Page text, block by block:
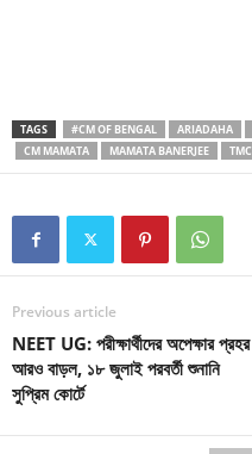
TAGS #CM OF BENGAL ARIADAHA
CM MAMATA
MAMATA BANERJEE TMC
Previous article
NEET UG: পরীক্ষার্থীদের অপেক্ষার প্রহর
আরও বাড়ল, ১৮ জুলাই পরবর্তী শুনানি
সুপ্রিম কোর্টে